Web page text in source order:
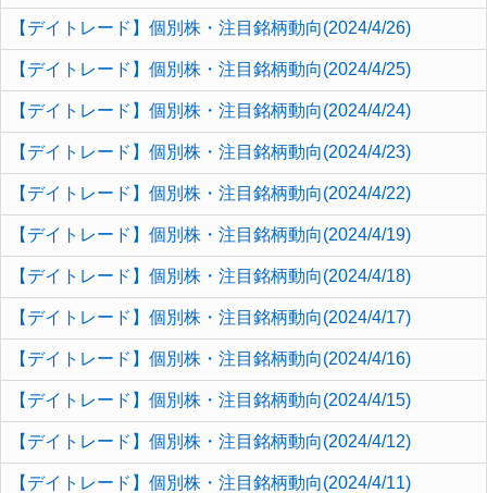
【デイトレード】個別株・注目銘柄動向(2024/4/26)
【デイトレード】個別株・注目銘柄動向(2024/4/25)
【デイトレード】個別株・注目銘柄動向(2024/4/24)
【デイトレード】個別株・注目銘柄動向(2024/4/23)
【デイトレード】個別株・注目銘柄動向(2024/4/22)
【デイトレード】個別株・注目銘柄動向(2024/4/19)
【デイトレード】個別株・注目銘柄動向(2024/4/18)
【デイトレード】個別株・注目銘柄動向(2024/4/17)
【デイトレード】個別株・注目銘柄動向(2024/4/16)
【デイトレード】個別株・注目銘柄動向(2024/4/15)
【デイトレード】個別株・注目銘柄動向(2024/4/12)
【デイトレード】個別株・注目銘柄動向(2024/4/11)